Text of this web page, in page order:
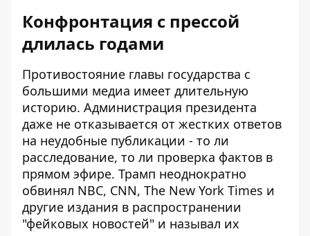
Конфронтация с прессой
длилась годами
Противостояние главы государства с
большими медиа имеет длительную
историю. Администрация президента
даже не отказывается от жестких ответов
на неудобные публикации - то ли
расследование, то ли проверка фактов в
прямом эфире. Трамп неоднократно
обвинял NBC, CNN, The New York Times и
другие издания в распространении
"фейковых новостей" и называл их